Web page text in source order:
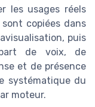
les usages réels
copiées dans
puis
de voix, de
et de présence
systématique du
moteur.